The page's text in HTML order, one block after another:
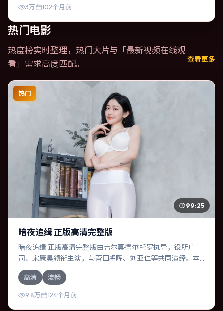
3万 102个月前
热门电影
热度榜实时整理，热门大片与「最新视频在线观
看 」需求高度匹配。 查看更多
热门
99:25
暗夜追缉 正版高清完整版
暗夜追缉 正版高清完整版由吉尔莫·德尔·托罗执导，役所广
司、宋康昊领衔主演，与菅田将晖、刘亚仁等共同演绎。本
片为悬疑类型，主要班底与取景来自日本。一桩旧案被重新
翻出，真相与谎言交织。影片整体气质明快，节奏紧凑，人
物动机清晰，适合喜欢强情节与细腻表演的观众。
高清 流畅
9.8万 124个月前